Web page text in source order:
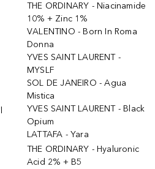
THE ORDINARY - Niacinamide
10% + Zinc 1%
VALENTINO - Born In Roma
Donna
YVES SAINT LAURENT -
MYSLF
SOL DE JANEIRO - Agua
Mistica
YVES SAINT LAURENT - Black
Opium
LATTAFA - Yara
THE ORDINARY - Hyaluronic
Acid 2% + B5